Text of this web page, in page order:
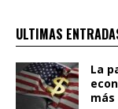
ULTIMAS
La